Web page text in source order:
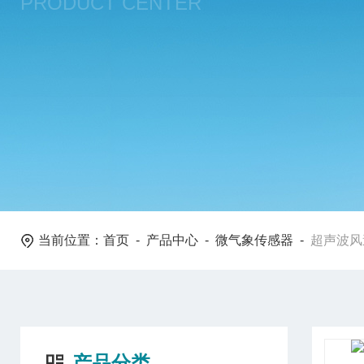
当前位置： 首页 - 产品中心 - 微气象传感器 - 超声波